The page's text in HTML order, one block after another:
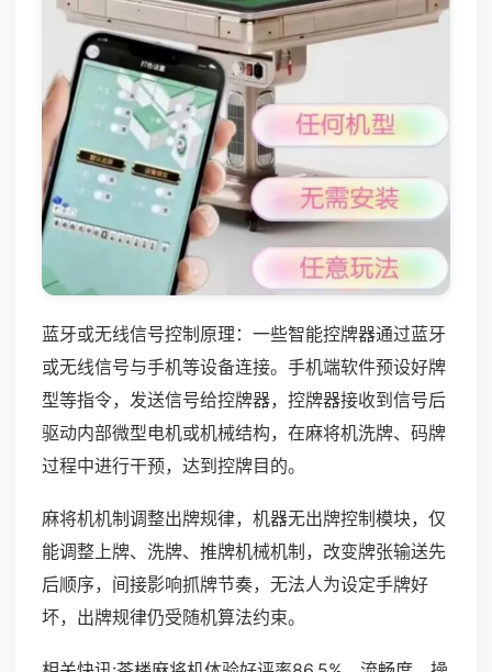
蓝牙或无线信号控制原理：一些智能控牌器通过蓝牙
或无线信号与手机等设备连接。手机端软件预设好牌
型等指令，发送信号给控牌器，控牌器接收到信号后
驱动内部微型电机或机械结构，在麻将机洗牌、码牌
过程中进行干预，达到控牌目的。
麻将机机制调整出牌规律，机器无出牌控制模块，仅
能调整上牌、洗牌、推牌机械机制，改变牌张输送先
后顺序，间接影响抓牌节奏，无法人为设定手牌好
坏，出牌规律仍受随机算法约束。